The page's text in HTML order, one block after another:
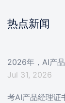
热点新闻
2026年，AI产
Jul 31, 2026
考AI产品经理证